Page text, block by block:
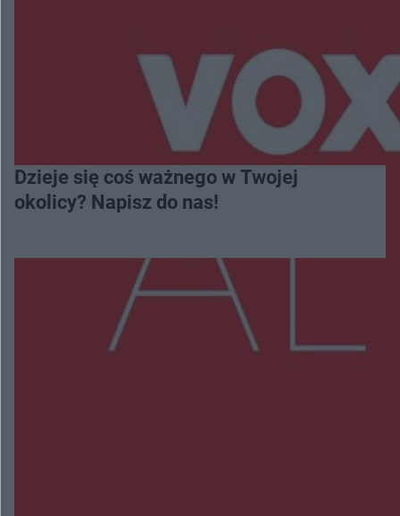
Dzieje się coś ważnego w Twojej
okolicy? Napisz do nas!
Więcej